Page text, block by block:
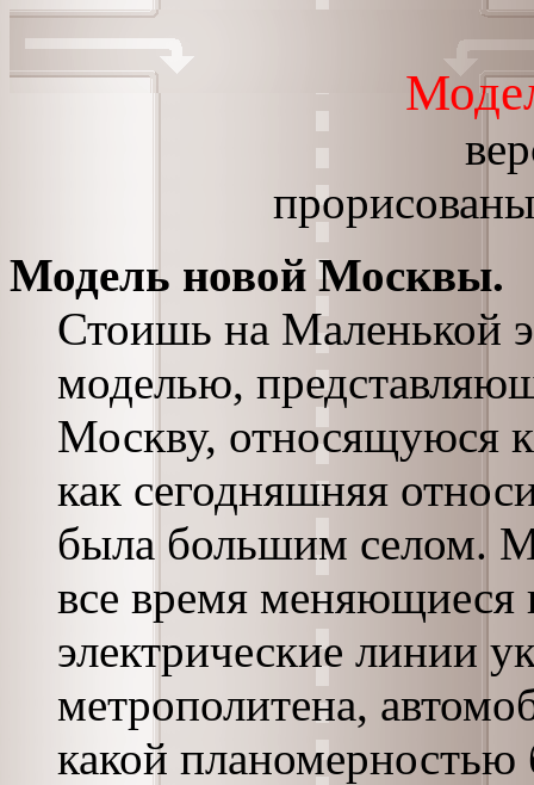
Модель новой Москвы.
Стоишь на Маленькой
моделью,
Москву, относящуюся
как сегодняшняя
была большим селом.
все время меняющиеся
электрические линии
метрополитена,
какой